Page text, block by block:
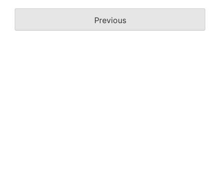
Previous